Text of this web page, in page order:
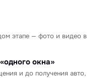
этапе — фото и видео в
окна»
и до получения авто,